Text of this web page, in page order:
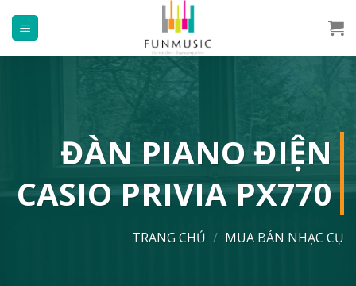
đến
ĐÀN PIANO ĐIỆN
CASIO PRIVIA PX770
TRANG CHỦ / MUA BÁN NHẠC CỤ